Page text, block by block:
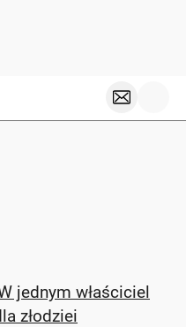
jednym właściciel
złodziei